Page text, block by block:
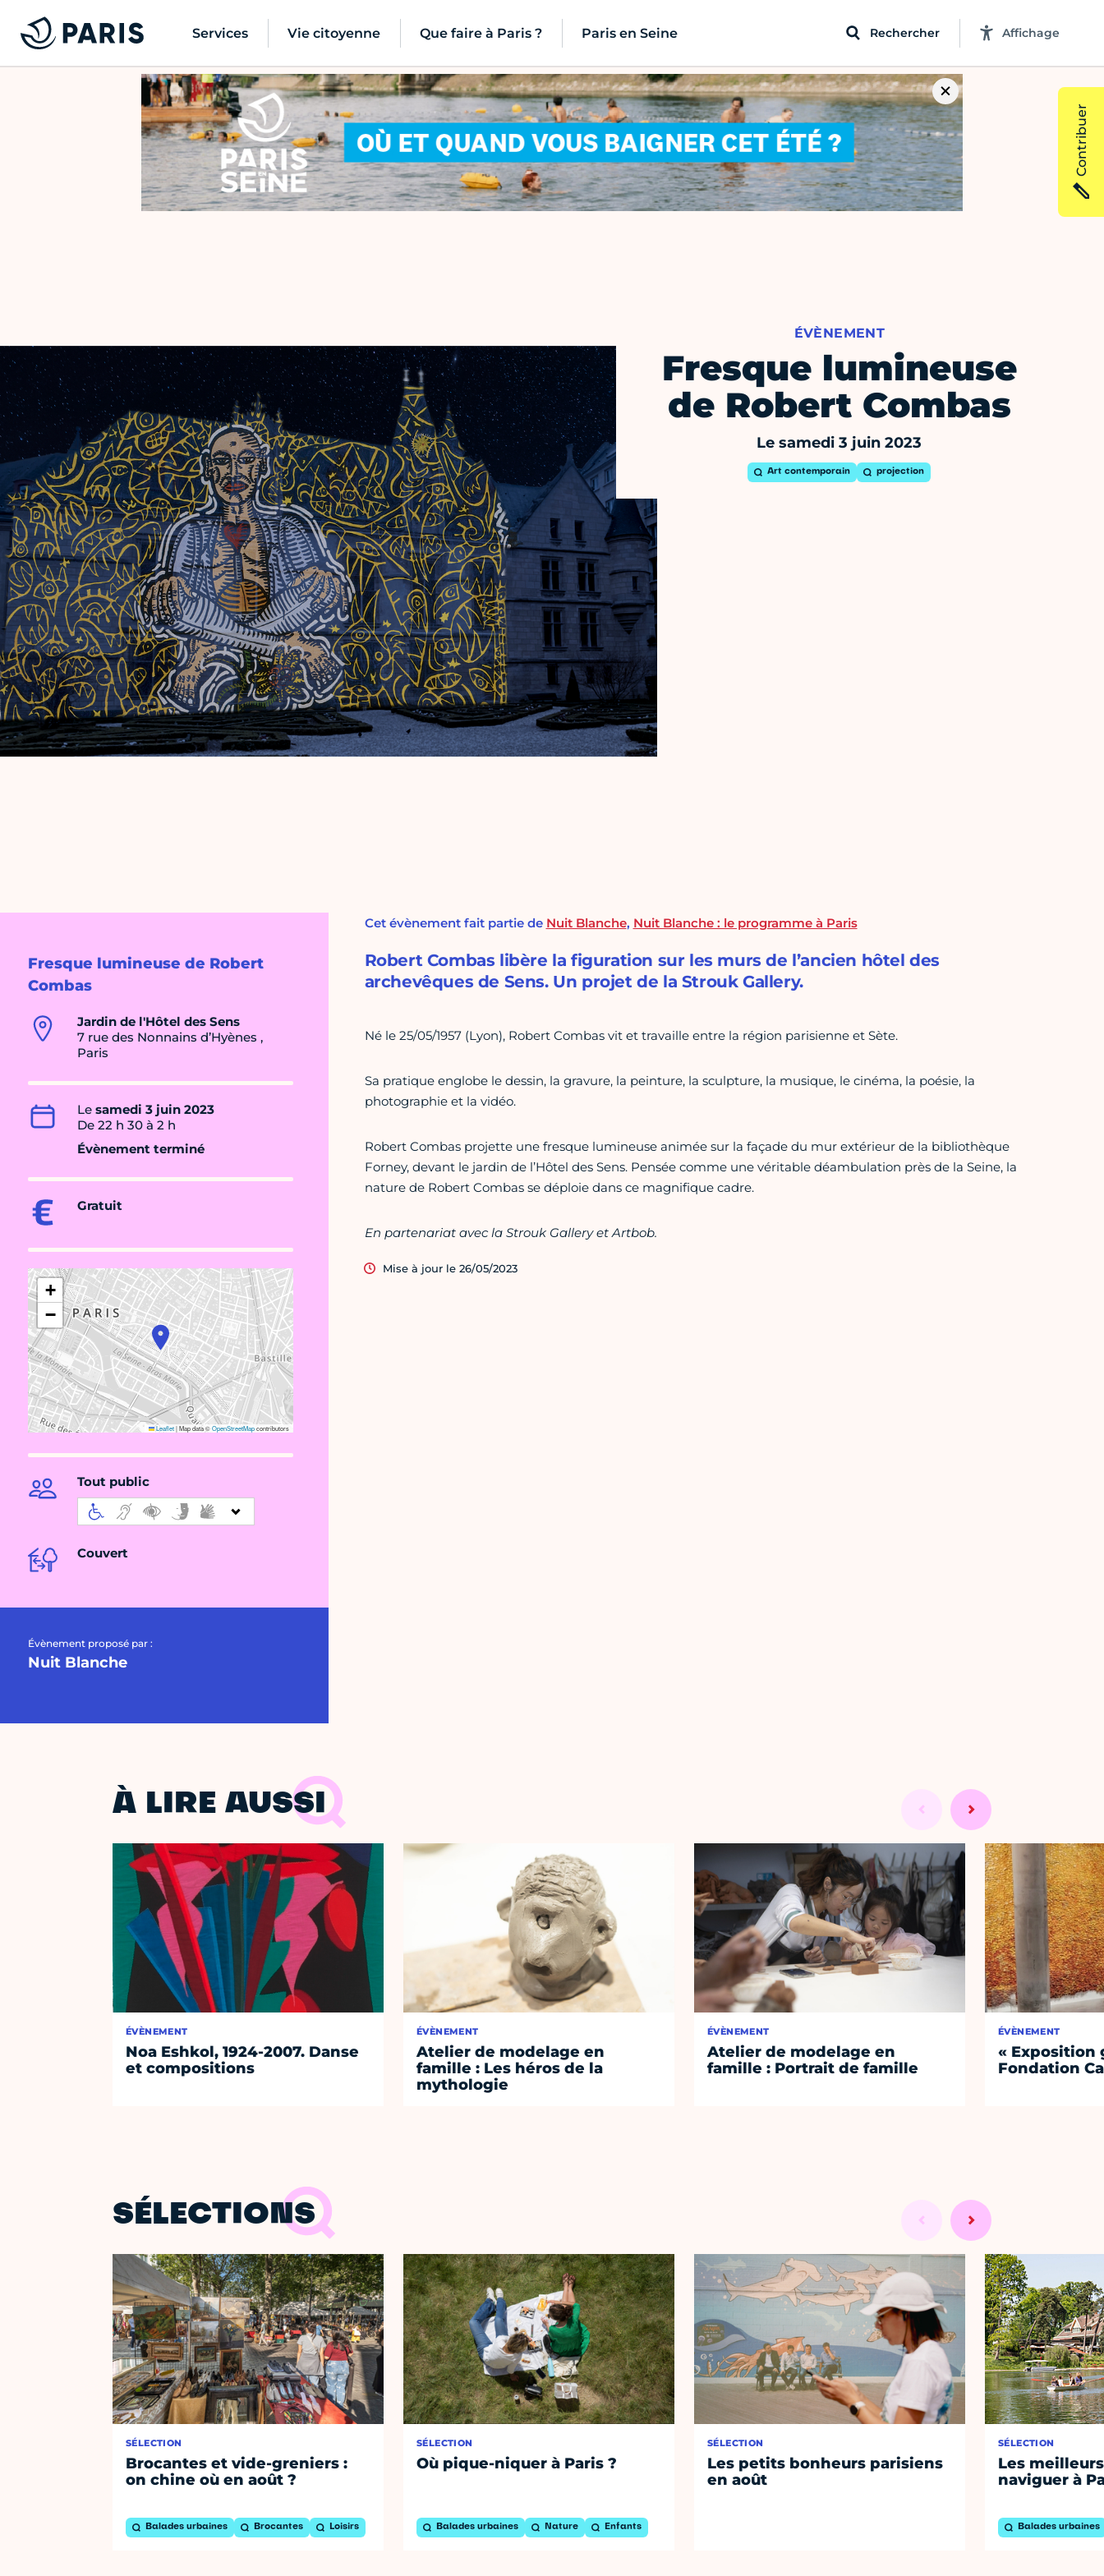
Services Vie citoyenne Que faire à Paris ? Paris en Seine Rechercher Affichage
ÉVÈNEMENT
Fresque lumineuse
de Robert Combas
Le samedi 3 juin 2023
Art contemporain projection
Fresque lumineuse de Robert
Combas
Jardin de l'Hôtel des Sens
7 rue des Nonnains d’Hyènes ,
Paris
Le samedi 3 juin 2023
De 22 h 30 à 2 h
Évènement terminé
Gratuit
+
−
Leaflet|Map data ©OpenStreetMapcontributors
Tout public
Couvert
Évènement proposé par :
Nuit Blanche
Cet évènement fait partie de Nuit Blanche, Nuit Blanche : le programme à Paris
Robert Combas libère la figuration sur les murs de l’ancien hôtel des
archevêques de Sens. Un projet de la Strouk Gallery.
Né le 25/05/1957 (Lyon), Robert Combas vit et travaille entre la région parisienne et Sète.
Sa pratique englobe le dessin, la gravure, la peinture, la sculpture, la musique, le cinéma, la poésie, la
photographie et la vidéo.
Robert Combas projette une fresque lumineuse animée sur la façade du mur extérieur de la bibliothèque
Forney, devant le jardin de l’Hôtel des Sens. Pensée comme une véritable déambulation près de la Seine, la
nature de Robert Combas se déploie dans ce magnifique cadre.
En partenariat avec la Strouk Gallery et Artbob.
Mise à jour le 26/05/2023
À LIRE AUSSI
ÉVÈNEMENT
Noa Eshkol, 1924-2007. Danse
et compositions
ÉVÈNEMENT
Atelier de modelage en
famille : Les héros de la
mythologie
ÉVÈNEMENT
Atelier de modelage en
famille : Portrait de famille
ÉVÈNEMENT
« Exposition
Fondation
SÉLECTIONS
SÉLECTION
Brocantes et vide-greniers :
on chine où en août ?
Balades urbaines Brocantes Loisirs
SÉLECTION
Où pique-niquer à Paris ?
Balades urbaines Nature Enfants
SÉLECTION
Les petits bonheurs parisiens
en août
SÉLECTION
Les
naviguer à
Balades urbaines
Contribuer